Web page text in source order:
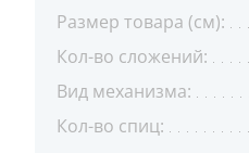
Размер товара (см):
Кол-во сложений:
Вид механизма:
Кол-во спиц: